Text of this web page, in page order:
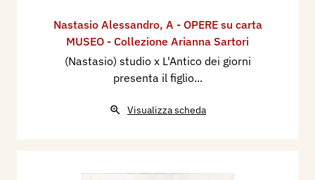
Nastasio Alessandro, A - OPERE su carta
MUSEO - Collezione Arianna Sartori
(Nastasio) studio x L'Antico dei giorni
presenta il figlio...
Visualizza scheda